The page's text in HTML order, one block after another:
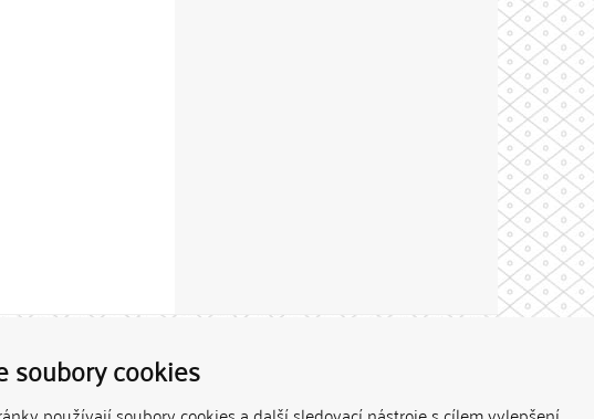
soubory cookies